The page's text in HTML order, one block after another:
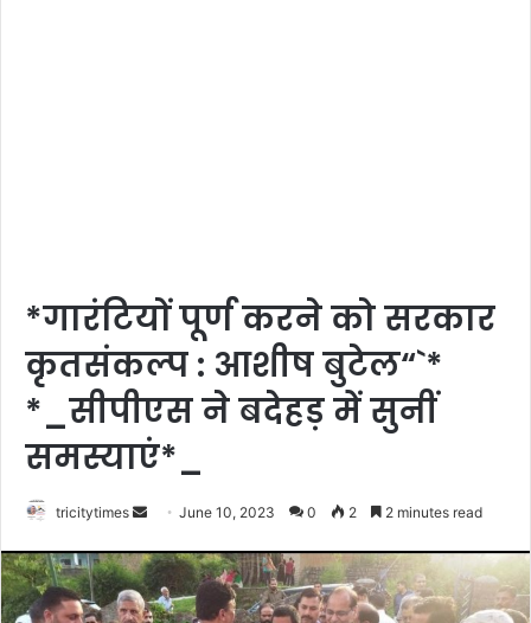
*गारंटियों पूर्ण करने को सरकार
कृतसंकल्प : आशीष बुटेल“`*
*_सीपीएस ने बदेहड़ में सुनीं
समस्याएं*_
tricitytimes
Send
email
June 10, 2023 0 2 2 minutes read